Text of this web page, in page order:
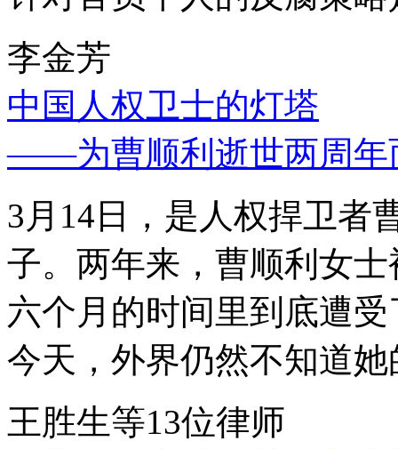
李金芳
中国人权卫士的灯塔
——为曹顺利逝世两周年
3月14日，是人权捍卫者
子。两年来，曹顺利女
六个月的时间里到底遭
今天，外界仍然不知道
王胜生等13位律师